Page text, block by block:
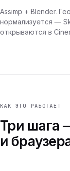
Assimp + Blender.
нормализуется —
открываются в
КАК ЭТО РАБОТАЕТ
Три шага
и